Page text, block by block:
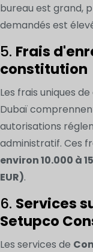
bureau est grand,
demandés est
5. Frais
constitution
Les frais uniques
Dubaï
autorisations
administratif. Ces
environ 10.000 à
EUR).
6. Services
Setupco
Les services de